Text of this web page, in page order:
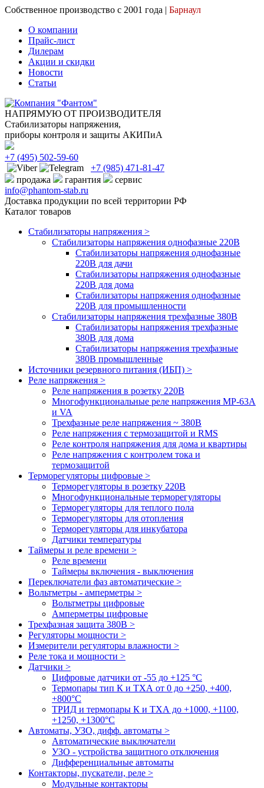
Собственное производство с 2001 года | Барнаул
О компании
Прайс-лист
Дилерам
Акции и скидки
Новости
Статьи
НАПРЯМУЮ ОТ ПРОИЗВОДИТЕЛЯ
Стабилизаторы напряжения,
приборы контроля и защиты АКИПиА
+7 (495) 502-59-60
+7 (985) 471-81-47
продажа
гарантия
сервис
info@phantom-stab.ru
Доставка продукции по всей территории РФ
Каталог товаров
Стабилизаторы напряжения >
Cтабилизаторы напряжения однофазные 220В
Стабилизаторы напряжения однофазные
220В для дачи
Стабилизаторы напряжения однофазные
220В для дома
Стабилизаторы напряжения однофазные
220В для промышленности
Стабилизаторы напряжения трехфазные 380В
Cтабилизаторы напряжения трехфазные
380В для дома
Стабилизаторы напряжения трехфазные
380В промышленные
Источники резервного питания (ИБП) >
Реле напряжения >
Реле напряжения в розетку 220В
Многофункциональные реле напряжения МР-63А
и VA
Трехфазные реле напряжения ~ 380В
Реле напряжения с термозащитой и RMS
Реле контроля напряжения для дома и квартиры
Реле напряжения с контролем тока и
термозащитой
Терморегуляторы цифровые >
Терморегуляторы в розетку 220В
Многофункциональные терморегуляторы
Терморегуляторы для теплого пола
Терморегуляторы для отопления
Терморегуляторы для инкубатора
Датчики температуры
Таймеры и реле времени >
Реле времени
Таймеры включения - выключения
Переключатели фаз автоматические >
Вольтметры - амперметры >
Вольтметры цифровые
Амперметры цифровые
Трехфазная защита 380В >
Регуляторы мощности >
Измерители регуляторы влажности >
Реле тока и мощности >
Датчики >
Цифровые датчики от -55 до +125 °С
Термопары тип К и ТХА от 0 до +250, +400,
+800°C
ТРИД и термопары К и ТХА до +1000, +1100,
+1250, +1300°C
Автоматы, УЗО, дифф. автоматы >
Автоматические выключатели
УЗО - устройства защитного отключения
Дифференциальные автоматы
Контакторы, пускатели, реле >
Модульные контакторы